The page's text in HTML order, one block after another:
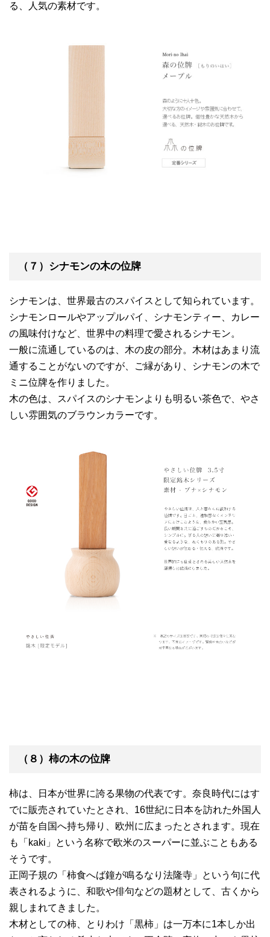
る、人気の素材です。
（７）シナモンの木の位牌
シナモンは、世界最古のスパイスとして知られています。
シナモンロールやアップルパイ、シナモンティー、カレー
の風味付けなど、世界中の料理で愛されるシナモン。
一般に流通しているのは、木の皮の部分。木材はあまり流
通することがないのですが、ご縁があり、シナモンの木で
ミニ位牌を作りました。
木の色は、スパイスのシナモンよりも明るい茶色で、やさ
しい雰囲気のブラウンカラーです。
（８）柿の木の位牌
柿は、日本が世界に誇る果物の代表です。奈良時代にはす
でに販売されていたとされ、16世紀に日本を訪れた外国人
が苗を自国へ持ち帰り、欧州に広まったとされます。現在
も「kaki」という名称で欧米のスーパーに並ぶこともある
そうです。
正岡子規の「柿食へば鐘が鳴るなり法隆寺」という句に代
表されるように、和歌や俳句などの題材として、古くから
親しまれてきました。
木材としての柿、とりわけ「黒柿」は一万本に1本しか出